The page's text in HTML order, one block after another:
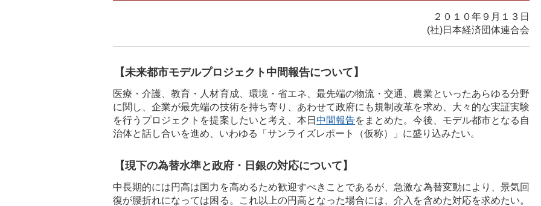
２０１０年９月１３日
(社)日本経済団体連合会
【未来都市モデルプロジェクト中間報告について】
医療・介護、教育・人材育成、環境・省エネ、最先端の物流・交通、農業といったあらゆる分野
に関し、企業が最先端の技術を持ち寄り、あわせて政府にも規制改革を求め、大々的な実証実験
を行うプロジェクトを提案したいと考え、本日 中間報告をまとめた。今後、モデル都市となる自
治体と話し合いを進め、いわゆる「サンライズレポート（仮称）」に盛り込みたい。
【現下の為替水準と政府・日銀の対応について】
中長期的には円高は国力を高めるため歓迎すべきことであるが、急激な為替変動により、景気回
復が腰折れになっては困る。これ以上の円高となった場合には、介入を含めた対応を求めたい。